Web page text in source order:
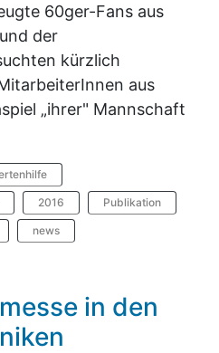
60ger-Fans aus
der
kürzlich
aus
„ihrer" Mannschaft
2016 Publikation
news
in den